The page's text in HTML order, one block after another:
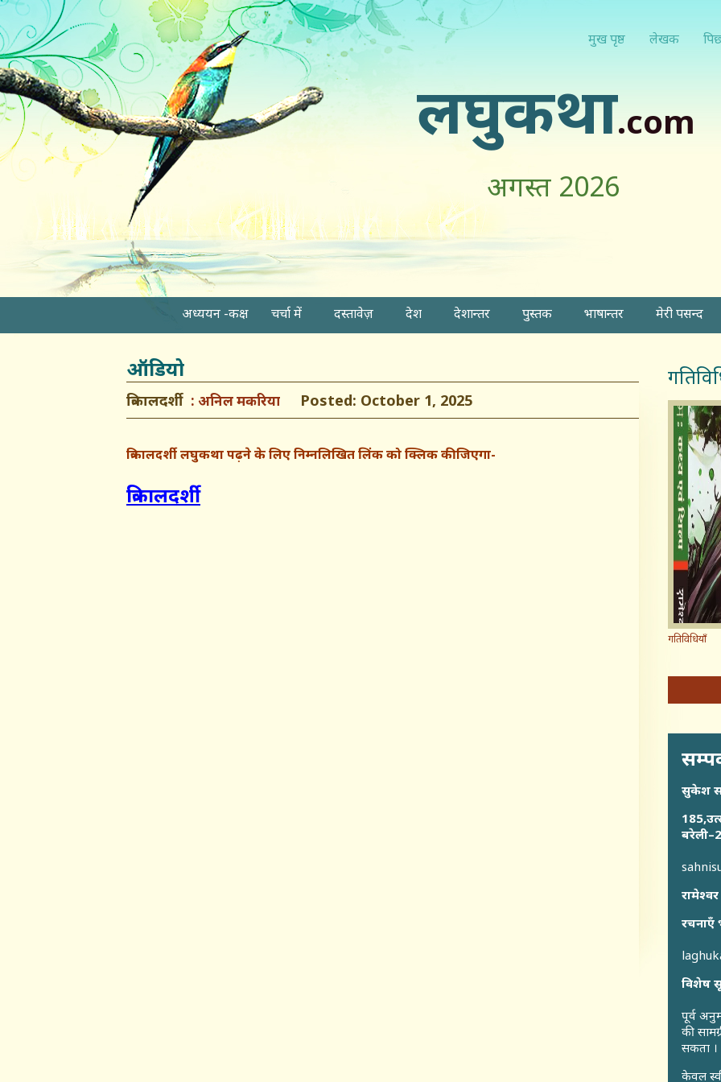
मुख पृष्ठ लेखक
लघुकथा.com
अगस्त 2026
अध्ययन -कक्ष चर्चा में दस्तावेज़ देश देशान्तर पुस्तक भाषान्तर मेरी पसन्द
ऑडियो
त्रिकालदर्शी अनिल मकरिया Posted: October 1, 2025
त्रिकालदर्शी लघुकथा पढ़ने के लिए निम्नलिखित लिंक को क्लिक कीजिएगा-
त्रिकालदर्शी
गतिविधियाँ
सुकेश
विशेष
पूर्व
की
सकता ।
केवल